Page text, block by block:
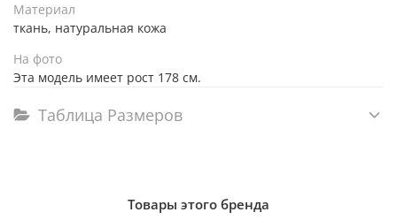
Материал
ткань, натуральная кожа
На фото
Эта модель имеет рост 178 см.
Таблица Размеров
Товары этого бренда